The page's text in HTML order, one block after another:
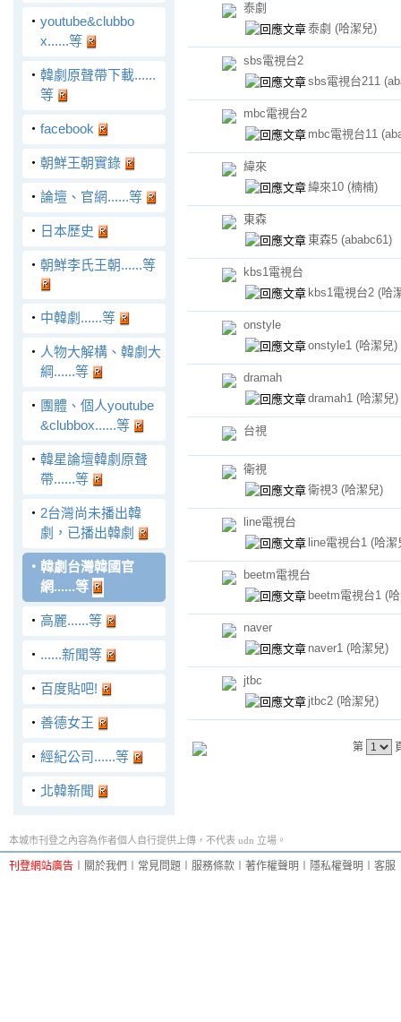
‧ youtube&clubbo
x......等
‧ 韓劇原聲帶下載......
等
‧ facebook
‧ 朝鮮王朝實錄
‧ 論壇、官網......等
‧ 日本歷史
‧ 朝鮮李氏王朝......等
‧ 中韓劇......等
‧ 人物大解構、韓劇大
綱......等
‧ 團體、個人youtube
&clubbox......等
‧ 韓星論壇韓劇原聲
帶......等
‧ 2台灣尚未播出韓
劇，已播出韓劇
‧ 韓劇台灣韓國官
網......等
‧ 高麗......等
‧ ......新聞等
‧ 百度貼吧!
‧ 善德女王
‧ 經紀公司......等
‧ 北韓新聞
泰劇
泰劇 (哈潔兒)
sbs電視台2
sbs電視台211
mbc電視台2
mbc電視台11
緯來
緯來10 (楠楠)
東森
東森5 (ababc61)
kbs1電視台
kbs1電視台2 (哈
onstyle
onstyle1 (哈潔兒)
dramah
dramah1 (哈潔兒)
台視
衛視
衛視3 (哈潔兒)
line電視台
line電視台1 (哈潔
beetm電視台
beetm電視台1 (
naver
naver1 (哈潔兒)
jtbc
jtbc2 (哈潔兒)
第
本城市刊登之內容為作者個人自行提供上傳，不代表 udn 立場。
刊登網站廣告 關於我們 常見問題 服務條款 著作權聲明 隱私權聲明 客服